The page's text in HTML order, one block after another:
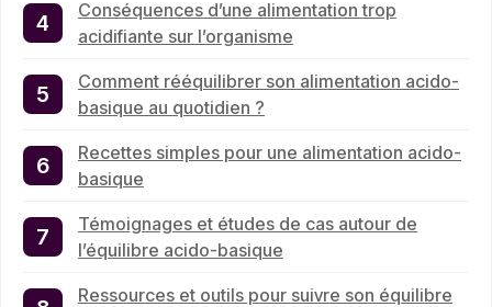
Conséquences d’une alimentation trop
acidifiante sur l’organisme
Comment rééquilibrer son alimentation acido-
basique au quotidien ?
Recettes simples pour une alimentation acido-
basique
Témoignages et études de cas autour de
l’équilibre acido-basique
Ressources et outils pour suivre son équilibre